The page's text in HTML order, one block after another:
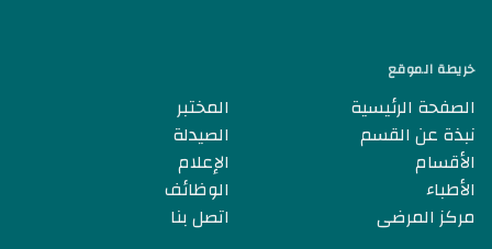
خريطة الموقع
الصفحة الرئيسية
نبذة عن القسم
الأقسام
الأطباء
مركز المرضى
المختبر
الصيدلة
الإعلام
الوظائف
اتصل بنا